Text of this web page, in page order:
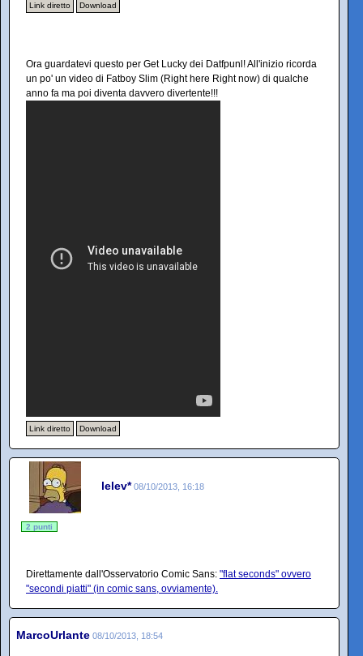
Link diretto Download
Ora guardatevi questo per Get Lucky dei Datfpunl! All'inizio ricorda
un po' un video di Fatboy Slim (Right here Right now) di qualche
anno fa ma poi diventa davvero divertente!!!
Link diretto Download
lelev* 08/10/2013, 16:18
2 punti
Direttamente dall'Osservatorio Comic Sans: "flat seconds" ovvero
"secondi piatti" (in comic sans, ovviamente).
MarcoUrlante 08/10/2013, 18:54